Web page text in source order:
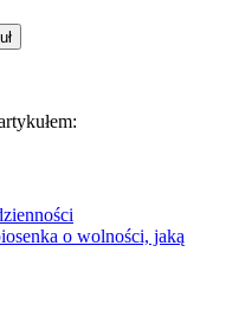
o wolności, jaką